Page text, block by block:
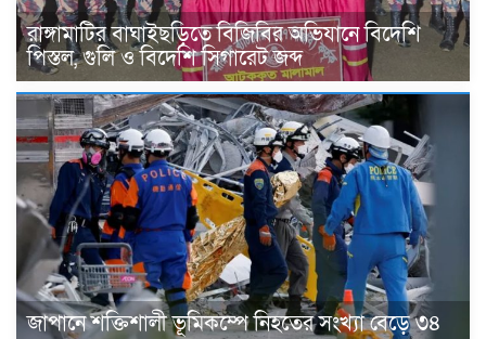
রাঙ্গামাটির বাঘাইছড়িতে বিজিবির অভিযানে বিদেশি
পিস্তল, গুলি ও বিদেশি সিগারেট জব্দ
জাপানে শক্তিশালী ভূমিকম্পে নিহতের সংখ্যা বেড়ে ৩৪